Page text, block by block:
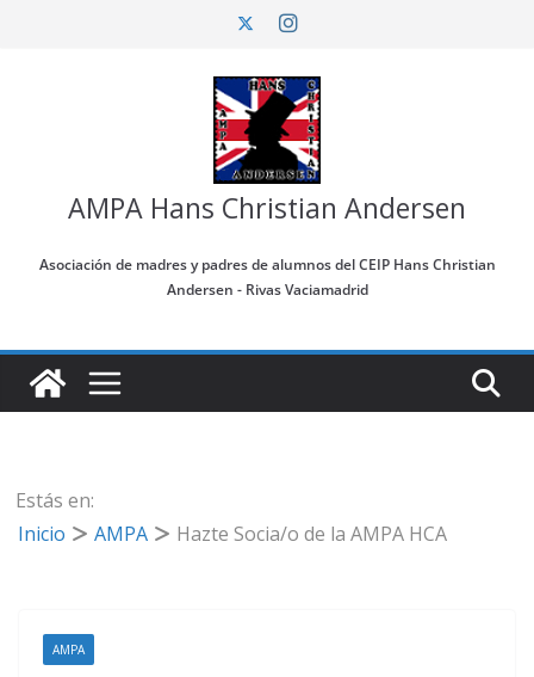
AMPA Hans Christian Andersen
Asociación de madres y padres de alumnos del CEIP Hans Christian
Andersen - Rivas Vaciamadrid
Estás en:
Inicio
AMPA Hazte Socia/o de la AMPA HCA
AMPA